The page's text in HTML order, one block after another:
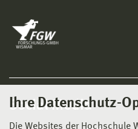
Ihre Datenschutz-
Die Websites der Hochschule
Social Media